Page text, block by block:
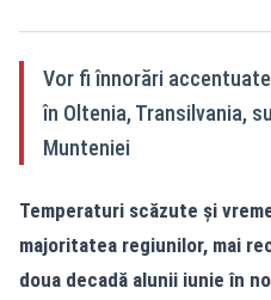
Vor fi înnorări
în Oltenia, Transilvania,
Munteniei
Temperaturi scăzute și
majoritatea regiunilor, mai
doua decadă alunii iunie în